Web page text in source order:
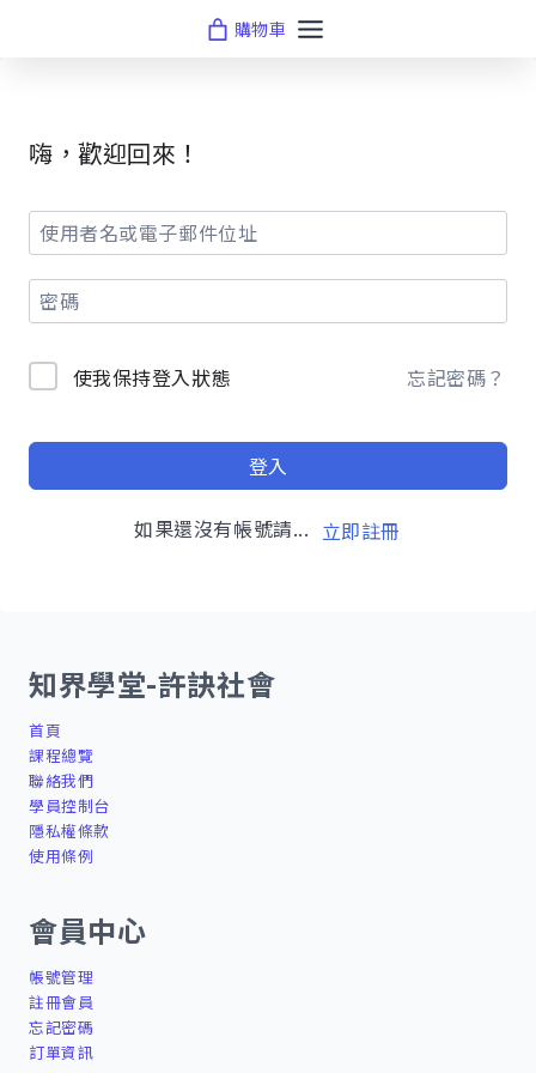
購物車
嗨，歡迎回來！
使我保持登入狀態 忘記密碼？
登入
如果還沒有帳號請... 立即註冊
知界學堂-許訣社會
首頁
課程總覽
聯絡我們
學員控制台
隱私權條款
使用條例
會員中心
帳號管理
註冊會員
忘記密碼
訂單資訊